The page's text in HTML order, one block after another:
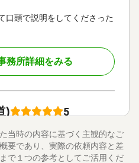
口頭で説明をしてくださった
務所詳細をみる
) 5
ー司法書士事務所
やすさ 5 対応スピード 5
当時の内容に基づく主観的なご
要であり、実際の依頼内容と差
で１つの参考としてご活用くだ